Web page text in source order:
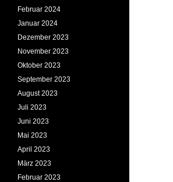
Februar 2024
Januar 2024
Dezember 2023
November 2023
Oktober 2023
September 2023
August 2023
Juli 2023
Juni 2023
Mai 2023
April 2023
März 2023
Februar 2023